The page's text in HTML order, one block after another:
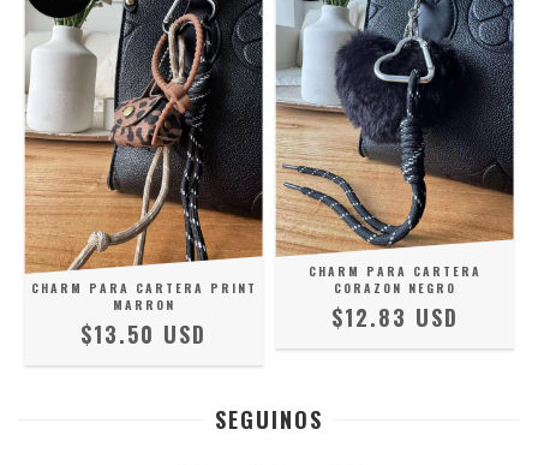
CHARM PARA CARTERA PRINT
MARRON
$13.50 USD
CHARM PARA CARTERA
CORAZON NEGRO
$12.83 USD
SEGUINOS